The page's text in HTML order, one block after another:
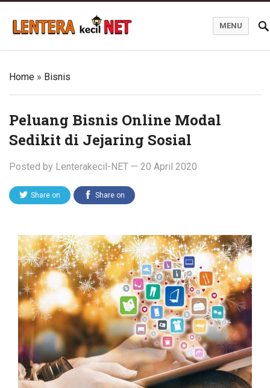
MENU
Home » Bisnis
Peluang Bisnis Online Modal
Sedikit di Jejaring Sosial
Posted by Lenterakecil-NET — 20 April 2020
Share on Share on